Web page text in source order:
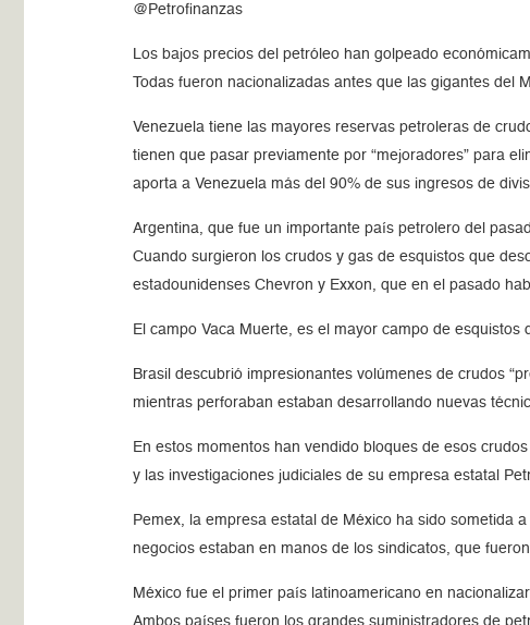
@Petrofinanzas
Los bajos precios del petróleo han golpeado
Todas fueron nacionalizadas antes que las gigantes del
Venezuela tiene las mayores reservas petroleras de
tienen que pasar previamente por “mejoradores” para
aporta a Venezuela más del 90% de sus ingresos de
Argentina, que fue un importante país petrolero del
Cuando surgieron los crudos y gas de esquistos que
estadounidenses Chevron y Exxon, que en el pasado
El campo Vaca Muerte, es el mayor campo de esquistos
Brasil descubrió impresionantes volúmenes de crudos
mientras perforaban estaban desarrollando nuevas
En estos momentos han vendido bloques de esos
y las investigaciones judiciales de su empresa estatal
Pemex, la empresa estatal de México ha sido sometida
negocios estaban en manos de los sindicatos, que
México fue el primer país latinoamericano en
Ambos países fueron los grandes suministradores de